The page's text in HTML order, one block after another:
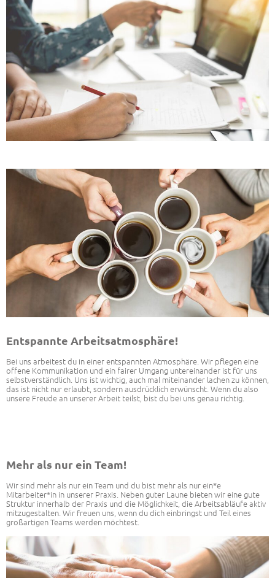
Entspannte Arbeitsatmosphäre!
Bei uns arbeitest du in einer entspannten Atmosphäre. Wir pflegen eine
offene Kommunikation und ein fairer Umgang untereinander ist für uns
selbstverständlich. Uns ist wichtig, auch mal miteinander lachen zu können,
das ist nicht nur erlaubt, sondern ausdrücklich erwünscht. Wenn du also
unsere Freude an unserer Arbeit teilst, bist du bei uns genau richtig.
Mehr als nur ein Team!
Wir sind mehr als nur ein Team und du bist mehr als nur ein*e
Mitarbeiter*in in unserer Praxis. Neben guter Laune bieten wir eine gute
Struktur innerhalb der Praxis und die Möglichkeit, die Arbeitsabläufe aktiv
mitzugestalten. Wir freuen uns, wenn du dich einbringst und Teil eines
großartigen Teams werden möchtest.